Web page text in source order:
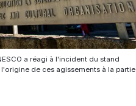
a réagi à l'incident du stand
de ces agissements à la partie